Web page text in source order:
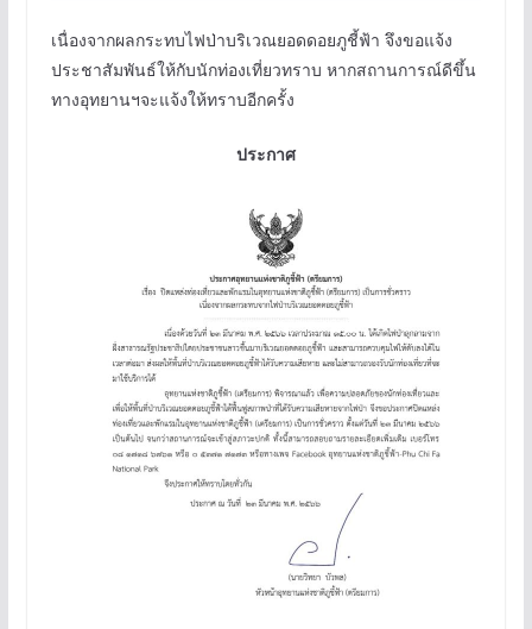
เนื่องจากผลกระทบไฟป่าบริเวณยอดดอยภูชี้ฟ้า จึงขอแจ้ง
ประชาสัมพันธ์ให้กับนักท่องเที่ยวทราบ หากสถานการณ์ดีขึ้น
ทางอุทยานฯจะแจ้งให้ทราบอีกครั้ง
ประกาศ